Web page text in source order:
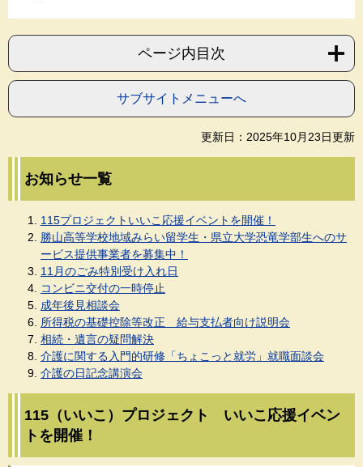
ページ内目次
サブサイトメニューへ
更新日：2025年10月23日更新
お知らせ一覧
115プロジェクトいいこ応援イベントを開催！
勝山高等学校地域みらい留学生・県立大学恐竜学部生へのサ
ービス提供事業者を募集中！
11月のごみ特別受け入れ日
コンビニ交付の一時停止
成年後見相談会
所得税の基礎控除等改正 給与支払者向け説明会
相続・遺言の疑問解決
介護に関する入門的研修「ちょこっと就労」就職面談会
介護の日記念講演会
115（いいこ）プロジェクト いいこ応援イベン
トを開催！